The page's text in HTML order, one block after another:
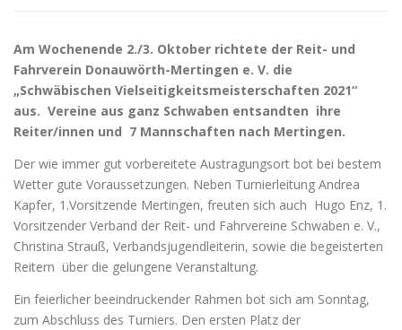
Am Wochenende 2./3. Oktober richtete der Reit- und
Fahrverein Donauwörth-Mertingen e. V. die
„Schwäbischen Vielseitigkeitsmeisterschaften 2021“
aus. Vereine aus ganz Schwaben entsandten ihre
Reiter/innen und 7 Mannschaften nach Mertingen.
Der wie immer gut vorbereitete Austragungsort bot bei bestem
Wetter gute Voraussetzungen. Neben Turnierleitung Andrea
Kapfer, 1.Vorsitzende Mertingen, freuten sich auch Hugo Enz, 1.
Vorsitzender Verband der Reit- und Fahrvereine Schwaben e. V.,
Christina Strauß, Verbandsjugendleiterin, sowie die begeisterten
Reitern über die gelungene Veranstaltung.
Ein feierlicher beeindruckender Rahmen bot sich am Sonntag,
zum Abschluss des Turniers. Den ersten Platz der